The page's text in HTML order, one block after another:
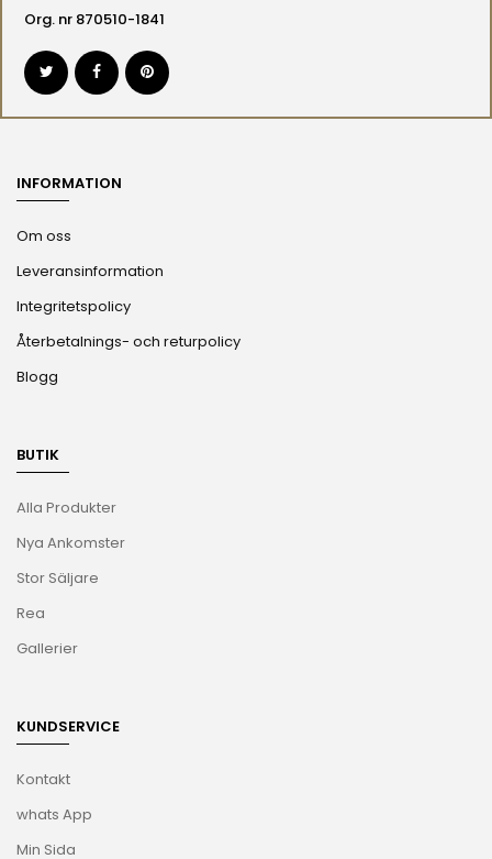
Org. nr 870510-1841
INFORMATION
Om oss
Leveransinformation
Integritetspolicy
Återbetalnings- och returpolicy
Blogg
BUTIK
Alla Produkter
Nya Ankomster
Stor Säljare
Rea
Gallerier
KUNDSERVICE
Kontakt
whats App
Min Sida